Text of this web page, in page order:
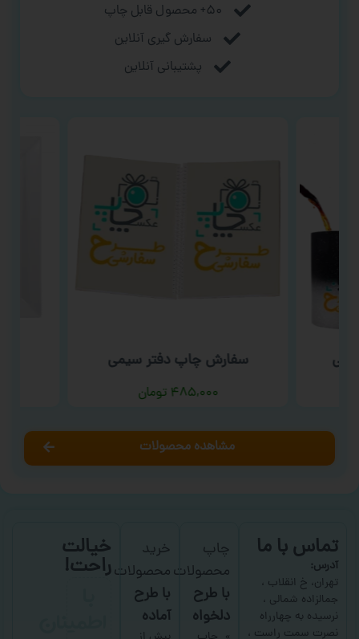
۵۰+ محصول قابل چاپ
سفارش گیری آنلاین
پشتیبانی آنلاین
سفارش چاپ دفتر سیمی
۴۸۵,۰۰۰ تومان
مشاهده محصولات
تماس با ما
آدرس:
تهران، خ انقلاب ،
جمالزاده شمالی ،
نرسیده به چهارراه
نصرت سمت راست ،
چاپ
محصولات
با طرح
دلخواه
خرید
محصولات
با طرح
آماده
خیالت
راحت!